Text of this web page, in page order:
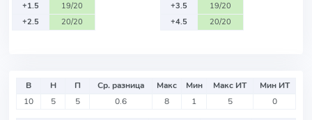
+1.5
19/20
+2.5
20/20
+3.5
19/20
+4.5
20/20
В Н П Ср. разница Макс Мин Макс ИТ
Мин ИТ
10
5 5 0.6 8 1 5 0